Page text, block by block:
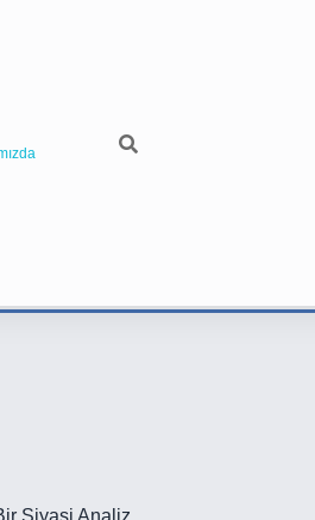
Siyasi Analiz